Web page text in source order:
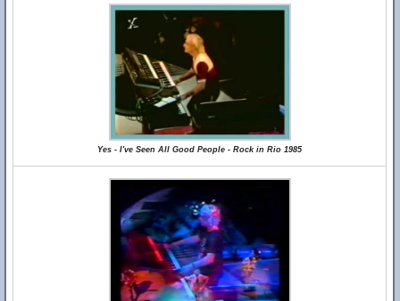
Yes - I've Seen All Good People - Rock in Rio 1985